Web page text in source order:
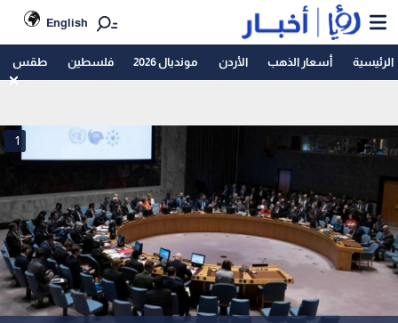
English
الرئيسية أسعار الذهب الأردن مونديال 2026 فلسطين طقس
1